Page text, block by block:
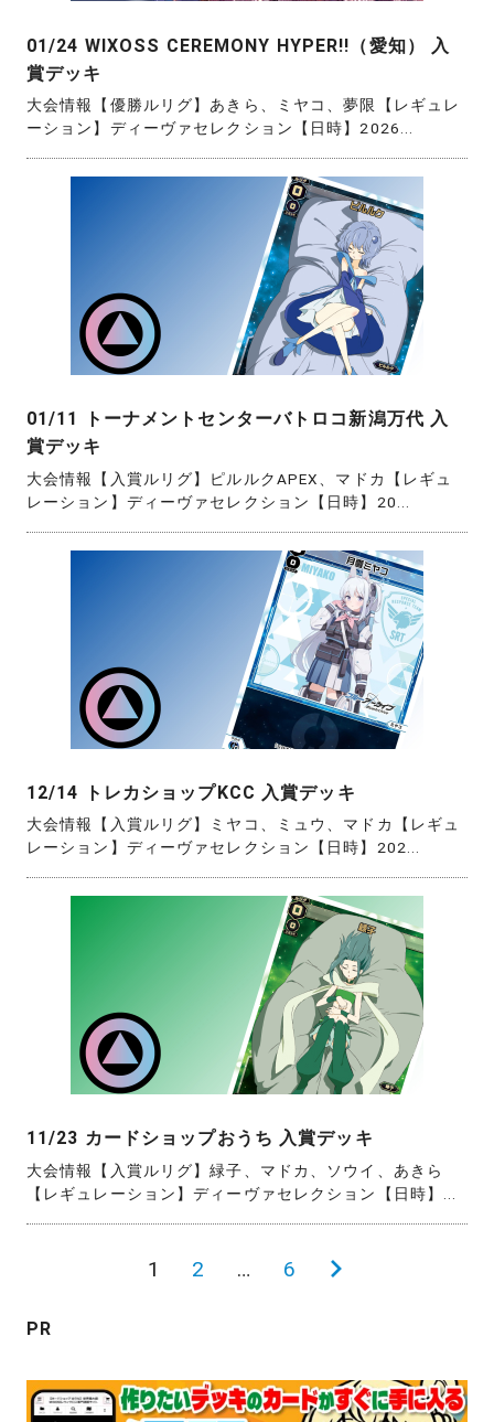
01/24 WIXOSS CEREMONY HYPER!!（愛知） 入
賞デッキ
大会情報【優勝ルリグ】あきら、ミヤコ、夢限【レギュレ
ーション】ディーヴァセレクション【日時】2026...
01/11 トーナメントセンターバトロコ新潟万代 入
賞デッキ
大会情報【入賞ルリグ】ピルルクAPEX、マドカ【レギュ
レーション】ディーヴァセレクション【日時】20...
12/14 トレカショップKCC 入賞デッキ
大会情報【入賞ルリグ】ミヤコ、ミュウ、マドカ【レギュ
レーション】ディーヴァセレクション【日時】202...
11/23 カードショップおうち 入賞デッキ
大会情報【入賞ルリグ】緑子、マドカ、ソウイ、あきら
【レギュレーション】ディーヴァセレクション【日時】...
の
ペ
ー
1 2 … 6
次
ー
ジ
PR